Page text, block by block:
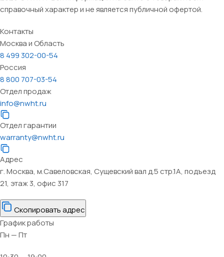
справочный характер и не является публичной офертой.
Контакты
Москва и Область
8 499 302-00-54
Россия
8 800 707-03-54
Отдел продаж
info@nwht.ru
Отдел гарантии
warranty@nwht.ru
Адрес
г. Москва, м.Савеловская, Сущевский вал д.5 стр.1А, подъезд
21, этаж 3, офис 317
Скопировать адрес
График работы
Пн — Пт